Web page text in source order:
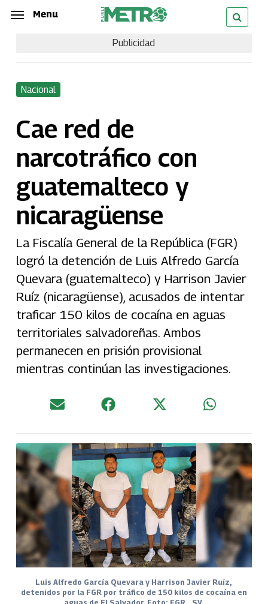
Skip
content
Menu
Publicidad
Nacional
Cae red de
narcotráfico con
guatemalteco y
nicaragüense
La Fiscalía General de la República (FGR)
logró la detención de Luis Alfredo García
Quevara (guatemalteco) y Harrison Javier
Ruíz (nicaragüense), acusados de intentar
traficar 150 kilos de cocaína en aguas
territoriales salvadoreñas. Ambos
permanecen en prisión provisional
mientras continúan las investigaciones.
Luis Alfredo García Quevara y Harrison Javier Ruíz,
detenidos por la FGR por tráfico de 150 kilos de cocaína en
Menu